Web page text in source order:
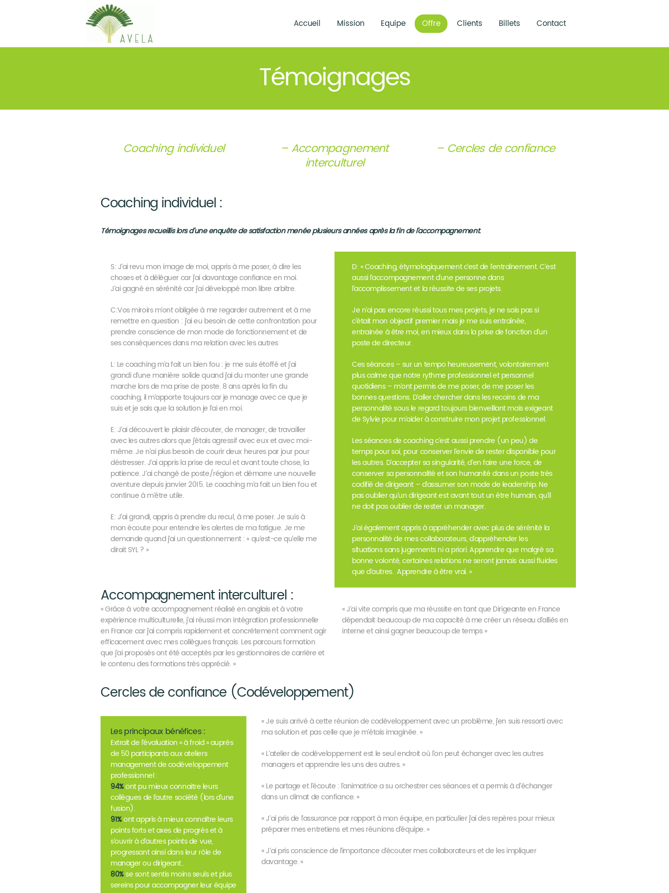
Accueil Mission Equipe Offre Clients Billets Contact
Témoignages
AVELA
CLIENTS
BILLETS
CONTACT
Coaching individuel – Accompagnement
interculturel
– Cercles de confiance
Coaching individuel :
Témoignages recueillis lors d’une enquête de satisfaction menée plusieurs années après la fin de l’accompagnement.
S: J’ai revu mon image de moi, appris à me poser, à dire les
choses et à déléguer car j’ai davantage confiance en moi.
J’ai gagné en sérénité car j’ai développé mon libre arbitre.
C:Vos miroirs m’ont obligée à me regarder autrement et à me
remettre en question : j’ai eu besoin de cette confrontation pour
prendre conscience de mon mode de fonctionnement et de
ses conséquences dans ma relation avec les autres
L: Le coaching m’a fait un bien fou : je me suis étoffé et j’ai
grandi d’une manière solide quand j’ai du monter une grande
marche lors de ma prise de poste. 8 ans après la fin du
coaching, il m’apporte toujours car je manage avec ce que je
suis et je sais que la solution je l’ai en moi.
E: J’ai découvert le plaisir d’écouter, de manager, de travailler
avec les autres alors que j’étais agressif avec eux et avec moi-
même. Je n’ai plus besoin de courir deux heures par jour pour
déstresser. J’ai appris la prise de recul et avant toute chose, la
patience. J’ai changé de poste/région et démarre une nouvelle
aventure depuis janvier 2015. Le coaching m’a fait un bien fou et
continue à m’être utile.
E: J’ai grandi, appris à prendre du recul, à me poser. Je suis à
mon écoute pour entendre les alertes de ma fatigue. Je me
demande quand j’ai un questionnement : « qu’est-ce qu’elle me
dirait SYL ? »
D: « Coaching, étymologiquement c’est de l’entraînement. C’est
aussi l’accompagnement d’une personne dans
l’accomplissement et la réussite de ses projets.
Je n’ai pas encore réussi tous mes projets, je ne sais pas si
c’était mon objectif premier mais je me suis entraînée,
entrainée à être moi, en mieux dans la prise de fonction d’un
poste de directeur.
Ces séances – sur un tempo heureusement, volontairement
plus calme que notre rythme professionnel et personnel
quotidiens – m’ont permis de me poser, de me poser les
bonnes questions. D’aller chercher dans les recoins de ma
personnalité sous le regard toujours bienveillant mais exigeant
de Sylvie pour m’aider à construire mon projet professionnel.
Les séances de coaching c’est aussi prendre (un peu) de
temps pour soi, pour conserver l’envie de rester disponible pour
les autres. D’accepter sa singularité, d’en faire une force, de
conserver sa personnalité et son humanité dans un poste très
codifié de dirigeant – d’assumer son mode de leadership. Ne
pas oublier qu’un dirigeant est avant tout un être humain, qu’il
ne doit pas oublier de rester un manager.
J’ai également appris à appréhender avec plus de sérénité la
personnalité de mes collaborateurs, d’appréhender les
situations sans jugements ni a priori. Apprendre que malgré sa
bonne volonté, certaines relations ne seront jamais aussi fluides
que d’autres. Apprendre à être vrai. »
Accompagnement interculturel :
« Grâce à votre accompagnement réalisé en anglais et à votre
expérience multiculturelle, j’ai réussi mon intégration professionnelle
en France car j’ai compris rapidement et concrètement comment agir
efficacement avec mes collègues français. Les parcours formation
que j’ai proposés ont été acceptés par les gestionnaires de carrière et
le contenu des formations très apprécié. »
« J’ai vite compris que ma réussite en tant que Dirigeante en France
dépendait beaucoup de ma capacité à me créer un réseau d’alliés en
interne et ainsi gagner beaucoup de temps »
Cercles de confiance (Codéveloppement)
Les principaux bénéfices :
Extrait de l’évaluation « à froid » auprès
de 50 participants aux ateliers
management de codéveloppement
professionnel :
94%ont pu mieux connaitre leurs
collègues de l’autre société (lors d’une
fusion).
91%ont appris à mieux connaître leurs
points forts et axes de progrès et à
s’ouvrir à d’autres points de vue,
progressant ainsi dans leur rôle de
manager ou dirigeant..
80%se sont sentis moins seuls et plus
sereins pour accompagner leur équipe
« Je suis arrivé à cette réunion de codéveloppement avec un problème, j’en suis ressorti avec
ma solution et pas celle que je m’étais imaginée. »
« L’atelier de codéveloppement est le seul endroit où l’on peut échanger avec les autres
managers et apprendre les uns des autres. »
« Le partage et l’écoute : l’animatrice a su orchestrer ces séances et a permis à d’échanger
dans un climat de confiance. »
« J’ai pris de l’assurance par rapport à mon équipe, en particulier j’ai des repères pour mieux
préparer mes entretiens et mes réunions d’équipe. »
« J’ai pris conscience de l’importance d’écouter mes collaborateurs et de les impliquer
davantage. »